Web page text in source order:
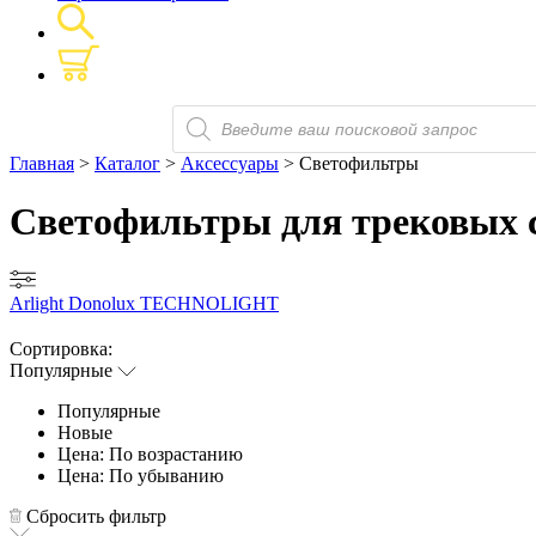
Поиск
товаров
Главная > Каталог > Аксессуары > Светофильтры
Светофильтры для трековых
Arlight Donolux TECHNOLIGHT
Сортировка:
Популярные
Популярные
Новые
Цена: По возрастанию
Цена: По убыванию
Сбросить фильтр